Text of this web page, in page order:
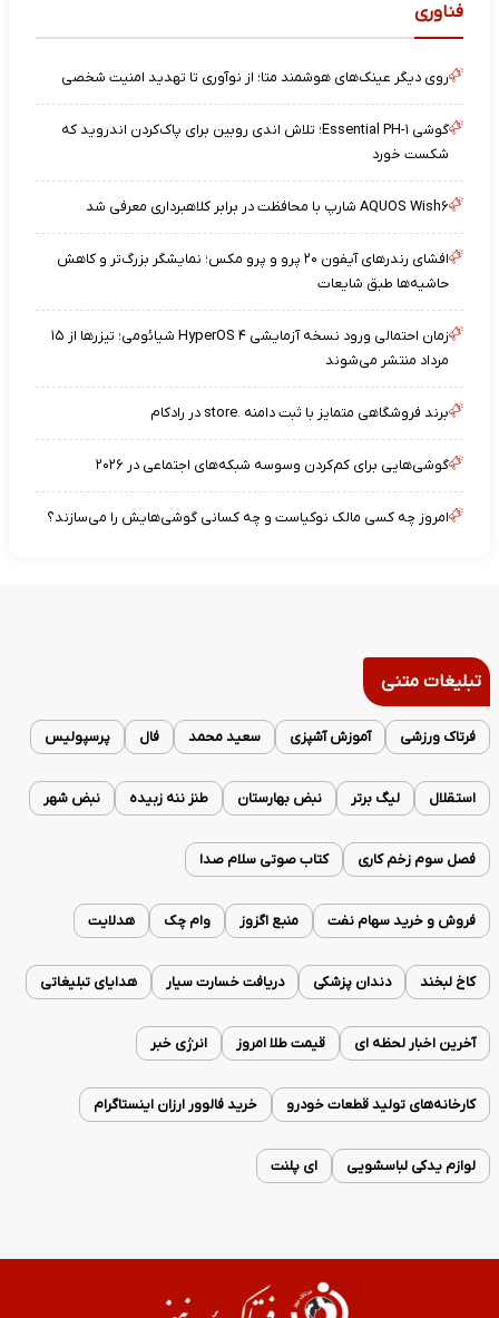
فناوری
روی دیگر عینک‌های هوشمند متا؛ از نوآوری تا تهدید امنیت شخصی
گوشی Essential PH-۱؛ تلاش اندی روبین برای پاک‌کردن اندروید که
شکست خورد
AQUOS Wish۶ شارپ با محافظت در برابر کلاهبرداری معرفی شد
افشای رندرهای آیفون ۲۰ پرو و پرو مکس؛ نمایشگر بزرگ‌تر و کاهش
حاشیه‌ها طبق شایعات
زمان احتمالی ورود نسخه آزمایشی HyperOS ۴ شیائومی؛ تیزرها از ۱۵
مرداد منتشر می‌شوند
برند فروشگاهی متمایز با ثبت دامنه .store در رادکام
گوشی‌هایی برای کم‌کردن وسوسه شبکه‌های اجتماعی در ۲۰۲۶
امروز چه کسی مالک نوکیاست و چه کسانی گوشی‌هایش را می‌سازند؟
تبلیغات متنی
فرتاک ورزشی آموزش آشپزی سعید محمد فال پرسپولیس
استقلال لیگ برتر نبض بهارستان طنز ننه زبیده نبض شهر
فصل سوم زخم کاری کتاب صوتی سلام صدا
فروش و خرید سهام نفت منبع اگزوز وام چک هدلایت
کاخ لبخند دندان پزشکی دریافت خسارت سیار هدایای تبلیغاتی
آخرین اخبار لحظه ای قیمت طلا امروز انرژی خبر
کارخانه‌های تولید قطعات خودرو خرید فالوور ارزان اینستاگرام
لوازم یدکی لباسشویی ای پلنت